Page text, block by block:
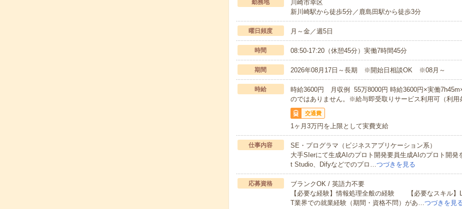
勤務地
川崎市幸区
新川崎駅から徒歩5分／鹿島田駅から徒歩3分
曜日頻度 月～金／週5日
時間 08:50-17:20（休憩45分）実働7時間45分
期間 2026年08月17日～長期 ※開始日相談OK ※08月～
時給
時給3600円 月収例 55万8000円 時給3600円×実働
のではありません。※給与即受取りサービス利用可（利用
交通費
1ヶ月3万円を上限として実費支給
仕事内容
SE・プログラマ（ビジネスアプリケーション系）
大手SIerにて生成AIのプロト開発要員生成AIのプロト開発
t Studio、Difyなどでのプロ… つづきを見る
応募資格
ブランクOK / 英語力不要
【必要な経験】情報処理全般の経験 【必要なスキル】
T業界での就業経験（期間・資格不問）があ… つづきを見